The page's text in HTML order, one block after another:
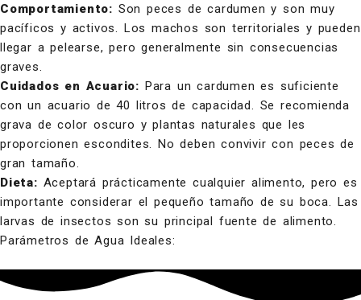
Comportamiento: Son peces de cardumen y son muy
pacíficos y activos. Los machos son territoriales y pueden
llegar a pelearse, pero generalmente sin consecuencias
graves.
Cuidados en Acuario: Para un cardumen es suficiente
con un acuario de 40 litros de capacidad. Se recomienda
grava de color oscuro y plantas naturales que les
proporcionen escondites. No deben convivir con peces de
gran tamaño.
Dieta: Aceptará prácticamente cualquier alimento, pero es
importante considerar el pequeño tamaño de su boca. Las
larvas de insectos son su principal fuente de alimento.
Parámetros de Agua Ideales: